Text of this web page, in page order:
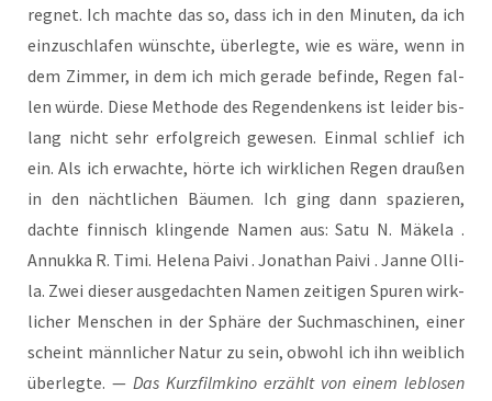
reg­net. Ich mach­te das so, dass ich in den Minu­ten, da ich
ein­zu­schla­fen wünsch­te, über­leg­te, wie es wäre, wenn in
dem Zim­mer, in dem ich mich gera­de befin­de, Regen fal­
len wür­de. Die­se Metho­de des Regen­den­kens ist lei­der bis­
lang nicht sehr erfolg­reich gewe­sen. Ein­mal schlief ich
ein. Als ich erwach­te, hör­te ich wirk­li­chen Regen drau­ßen
in den nächt­li­chen Bäu­men. Ich ging dann spa­zie­ren,
dach­te fin­nisch klin­gen­de Namen aus: Satu N. Mäke­la .
Annuk­ka R. Timi. Hele­na Pai­vi . Jona­than Pai­vi . Jan­ne Olli­
la. Zwei die­ser aus­ge­dach­ten Namen zei­ti­gen Spu­ren wirk­
li­cher Men­schen in der Sphä­re der Such­ma­schi­nen, einer
scheint männ­li­cher Natur zu sein, obwohl ich ihn weib­lich
über­leg­te. — Das Kurz­film­ki­no erzählt von einem leb­lo­sen